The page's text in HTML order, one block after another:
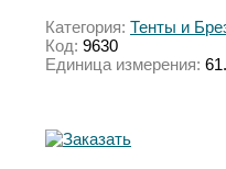
Категория: Тенты и
Код: 9630
Единица измерения: